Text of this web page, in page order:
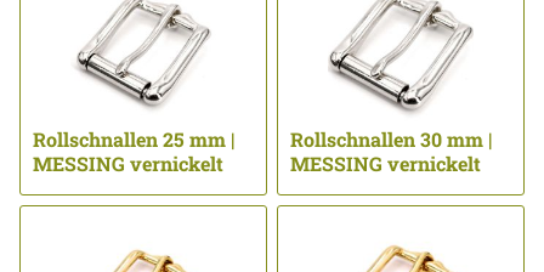
Rollschnallen 25 mm |
MESSING vernickelt
Rollschnallen 30 mm |
MESSING vernickelt